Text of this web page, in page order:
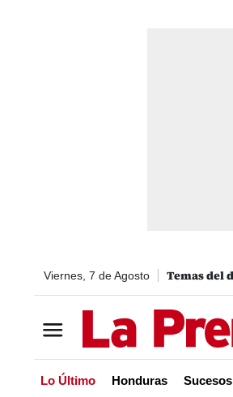
Viernes, 7 de Agosto
Lo Último Honduras Sucesos